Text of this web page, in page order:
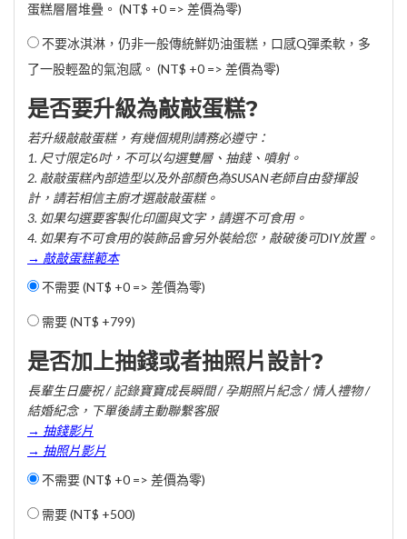
蛋糕層層堆疊。 (NT$ +0 => 差價為零)
不要冰淇淋，仍非一般傳統鮮奶油蛋糕，口感Q彈柔軟，多
了一股輕盈的氣泡感。 (NT$ +0 => 差價為零)
是否要升級為敲敲蛋糕?
若升級敲敲蛋糕，有幾個規則請務必遵守：
1. 尺寸限定6吋，不可以勾選雙層、抽錢、噴射。
2. 敲敲蛋糕內部造型以及外部顏色為SUSAN老師自由發揮設
計，請若相信主廚才選敲敲蛋糕。
3. 如果勾選要客製化印圖與文字，請選不可食用。
4. 如果有不可食用的裝飾品會另外裝給您，敲破後可DIY放置。
→ 敲敲蛋糕範本
不需要 (NT$ +0 => 差價為零)
需要 (NT$ +799)
是否加上抽錢或者抽照片設計?
長輩生日慶祝 / 記錄寶寶成長瞬間 / 孕期照片紀念 / 情人禮物 /
結婚紀念，下單後請主動聯繫客服
→ 抽錢影片
→ 抽照片影片
不需要 (NT$ +0 => 差價為零)
需要 (NT$ +500)